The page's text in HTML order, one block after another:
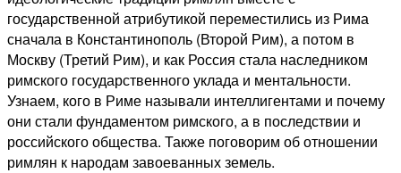
государственной атрибутикой переместились из Рима
сначала в Константинополь (Второй Рим), а потом в
Москву (Третий Рим), и как Россия стала наследником
римского государственного уклада и ментальности.
Узнаем, кого в Риме называли интеллигентами и почему
они стали фундаментом римского, а в последствии и
российского общества. Также поговорим об отношении
римлян к народам завоеванных земель.